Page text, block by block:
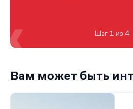
Шаг 1 из 4
Вам может быть